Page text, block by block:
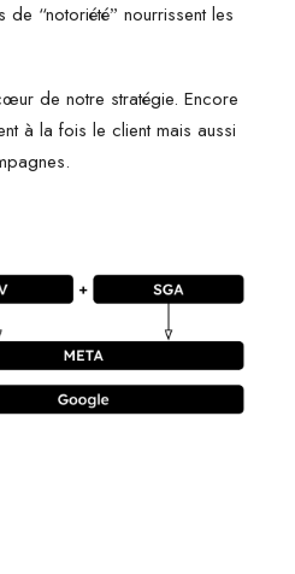
“notoriétéˮ nourrissent les
de notre stratégie. Encore
à la fois le client mais aussi